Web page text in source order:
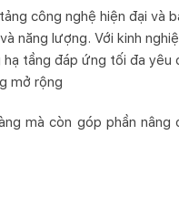
công nghệ hiện đại và
năng lượng. Với kinh
tầng đáp ứng tối đa yêu
mở rộng
mà còn góp phần nâng